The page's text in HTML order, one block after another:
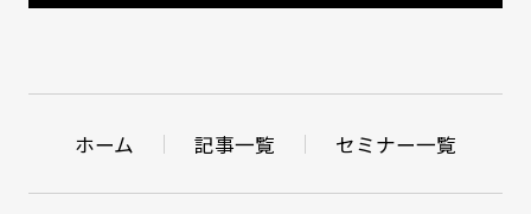
ホーム 記事一覧 セミナー一覧